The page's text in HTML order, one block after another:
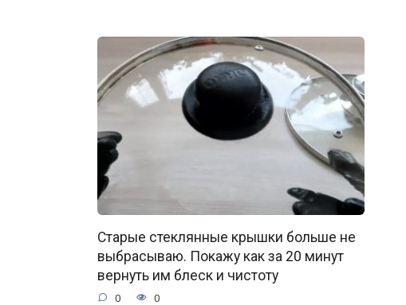
Старые стеклянные крышки больше не
выбрасываю. Покажу как за 20 минут
вернуть им блеск и чистоту
0 0